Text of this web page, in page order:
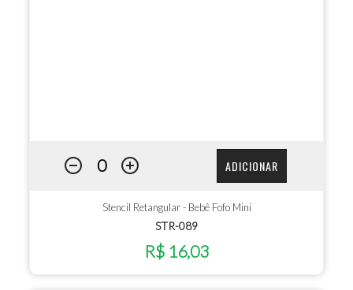
ADICIONAR
Stencil Retangular - Bebê Fofo Mini
STR-089
R$ 16,03